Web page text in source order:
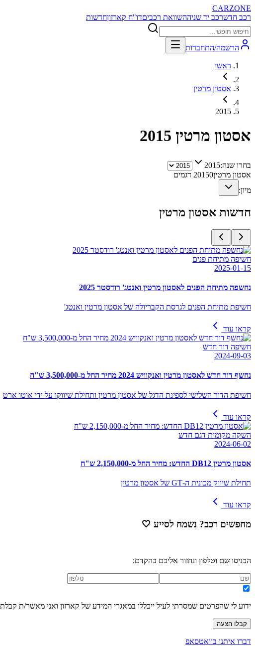
CARZONE
רכב חדשרכב יד שניההשוואת רכביםדו"ח קארזוןחדשות
הרשמה/התחברות
ראשי
אסטון מרטין
2015
אסטון מרטין 2015
בחרו שנה:2015
אסטון מרטין 20150
דגמים
מיון:
חדשות אסטון מרטין
חשיפה מתיחת פנים
2025-01-15
נחשפה מתיחת הפנים לאסטון מרטין ואנטג' רודסטר 2025
חשיפת מתיחת הפנים לגרסת הקבריולה של אסטון מרטין ואנטג'
קראו עוד
חשיפה דור חדש
2024-09-03
נחשף דור חדש לאסטון מרטין ואנקוויש 2024 מחיר החל מ-3,500,000 ש"ח
חשיפת הדור השלישי לספינת הדגל של אסטון מרטין ותחילת שיווקו על ידי אוטו ארט
קראו עוד
השקה מקומית דגם חדש
2024-06-02
אסטון מרטין DB12 החדש: מחיר החל מ-2,150,000 ש"ח
תחילת שיווק מכונית ה-GT של אסטון מרטין
קראו עוד
מחפשים רכב? נשמח לסייע 🤍
הכניסו שם וטלפון ונחזור אליכם בהקדם:
ידוע לי שהפרטים שמסרתי לעיל ייכללו במאגרי המידע של קארזון ואני מאשר/ת קבלת
קבלו הצעה
דברו איתנו בוואטסאפ